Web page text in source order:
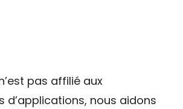
pas affilié aux
d’applications, nous aidons